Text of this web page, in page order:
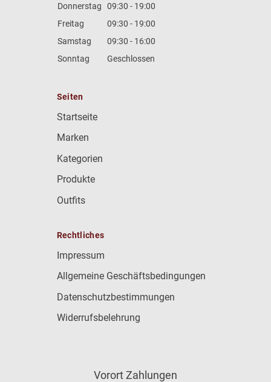
Donnerstag
09:30 - 19:00
Freitag
09:30 - 19:00
Samstag
09:30 - 16:00
Sonntag
Geschlossen
Seiten
Startseite
Marken
Kategorien
Produkte
Outfits
Rechtliches
Impressum
Allgemeine Geschäftsbedingungen
Datenschutzbestimmungen
Widerrufsbelehrung
Vorort Zahlungen